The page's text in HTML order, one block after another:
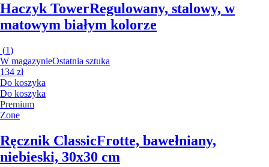
Haczyk TowerRegulowany, stalowy, w
matowym białym kolorze
(1)
W magazynieOstatnia sztuka
134 zł
Do koszyka
Do koszyka
Premium
Zone
Ręcznik ClassicFrotte, bawełniany,
niebieski, 30x30 cm